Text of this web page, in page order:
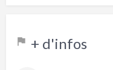
+ d'infos